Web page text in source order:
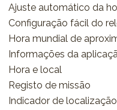
Ajuste automático da
Configuração fácil do
Hora mundial de
Informações da
Hora e local
Registo de missão
Indicador de localização